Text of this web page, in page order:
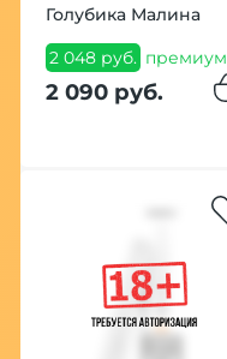
Голубика Малина
2 048 руб. премиум
2 090 руб.